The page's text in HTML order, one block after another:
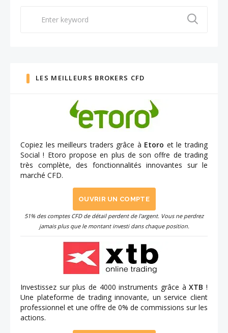
LES MEILLEURS BROKERS CFD
Copiez les meilleurs traders grâce à Etoro et le trading
Social ! Etoro propose en plus de son offre de trading
très complète, des fonctionnalités innovantes sur le
marché CFD.
OUVRIR UN COMPTE
51% des comptes CFD de détail perdent de l'argent. Vous ne perdrez
jamais plus que le montant investi dans chaque position.
Investissez sur plus de 4000 instruments grâce àXTB !
Une plateforme de trading innovante, un service client
professionnel et une offre de 0% de commissions sur les
actions.